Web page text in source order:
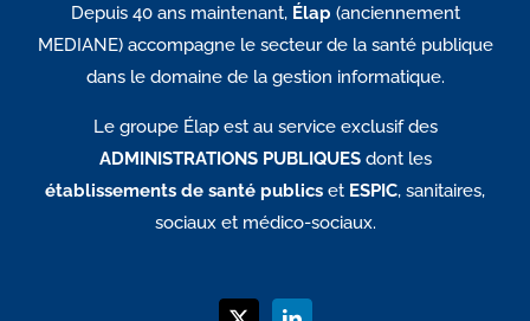
Depuis 40 ans maintenant, Élap (anciennement
MEDIANE) accompagne le secteur de la santé publique
dans le domaine de la gestion informatique.
Le groupe Élap est au service exclusif des
ADMINISTRATIONS PUBLIQUESdont les
établissements de santé publics et ESPIC, sanitaires,
sociaux et médico-sociaux.